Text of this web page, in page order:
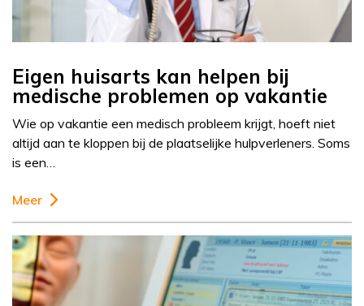
Eigen huisarts kan helpen bij
medische problemen op vakantie
Wie op vakantie een medisch probleem krijgt, hoeft niet
altijd aan te kloppen bij de plaatselijke hulpverleners. Soms
is een…
Meer